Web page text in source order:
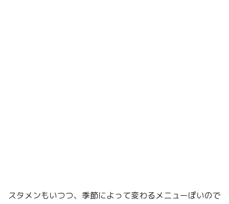
スタメンもいつつ、季節によって変わるメニューぽいので